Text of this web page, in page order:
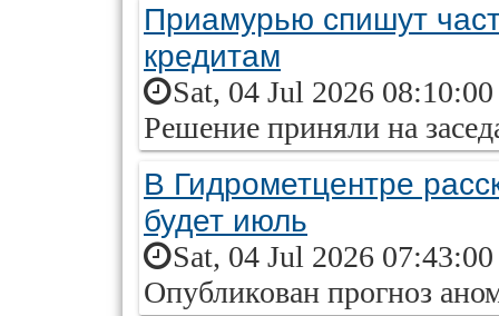
Приамурью спишут
кредитам
Sat, 04 Jul 2026
Решение приняли на
В Гидрометцентре
будет июль
Sat, 04 Jul 2026
Опубликован прогноз